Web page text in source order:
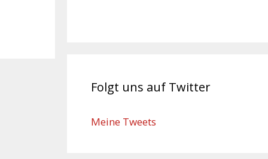
Folgt uns auf Twitter
Meine Tweets